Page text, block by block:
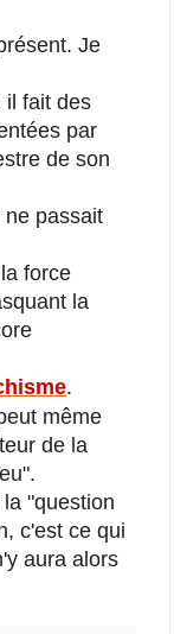
Je
il fait des
par
de son
ne passait
force
la
.
même
de la
"question
c'est ce qui
aura alors